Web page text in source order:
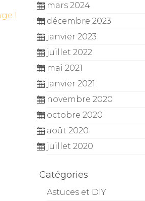
!
mars 2024
décembre 2023
janvier 2023
juillet 2022
mai 2021
janvier 2021
novembre 2020
octobre 2020
août 2020
juillet 2020
Catégories
Astuces et DIY